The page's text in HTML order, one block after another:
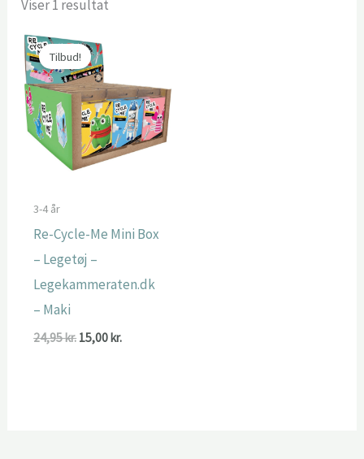
Viser 1 resultat
Tilbud!
3-4 år
Re-Cycle-Me Mini Box
– Legetøj –
Legekammeraten.dk
– Maki
24,95kr. Den
15,00kr.Den